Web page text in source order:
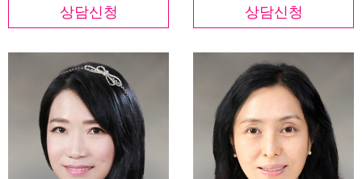
상담신청 상담신청